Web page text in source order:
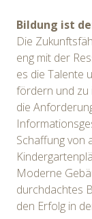
Bildung ist
Die
eng mit der
es die Talente
fördern und zu
die
Schaffung von
Moderne
durchdachtes
den Erfolg in